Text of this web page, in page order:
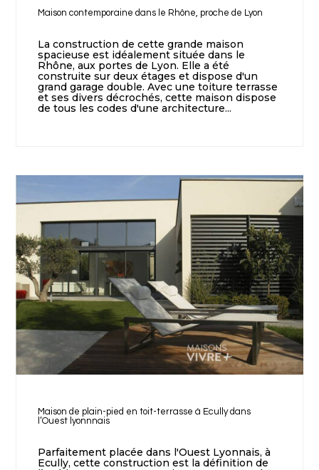
Maison contemporaine dans le Rhône, proche de Lyon
La construction de cette grande maison
spacieuse est idéalement située dans le
Rhône, aux portes de Lyon. Elle a été
construite sur deux étages et dispose d'un
grand garage double. Avec une toiture terrasse
et ses divers décrochés, cette maison dispose
de tous les codes d'une architecture...
Maison de plain-pied en toit-terrasse à Ecully dans
l’Ouest lyonnnais
Parfaitement placée dans l'Ouest Lyonnais, à
Ecully, cette construction est la définition de